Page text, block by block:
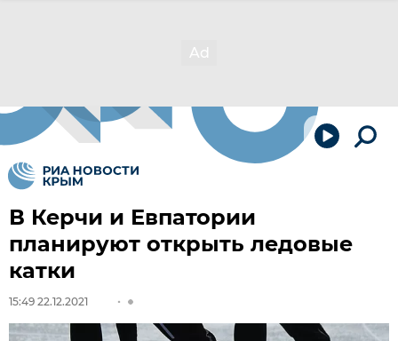
В Керчи и Евпатории
планируют открыть ледовые
катки
15:49 22.12.2021